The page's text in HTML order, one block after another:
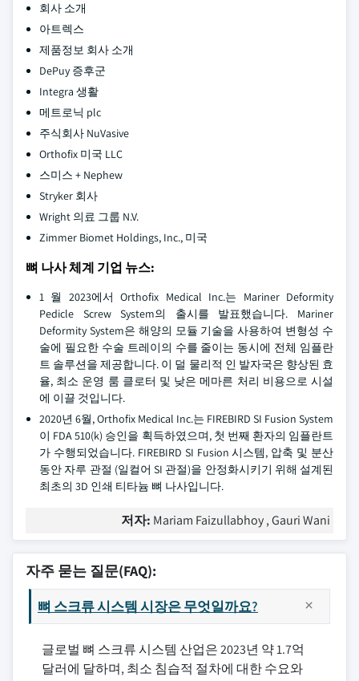
회사 소개
아트렉스
제품정보 회사 소개
DePuy 증후군
Integra 생활
메트로닉 plc
주식회사 NuVasive
Orthofix 미국 LLC
스미스 + Nephew
Stryker 회사
Wright 의료 그룹 N.V.
Zimmer Biomet Holdings, Inc., 미국
뼈 나사 체계 기업 뉴스:
1 월 2023에서 Orthofix Medical Inc.는 Mariner Deformity
Pedicle Screw System의 출시를 발표했습니다. Mariner
Deformity System은 해양의 모듈 기술을 사용하여 변형성 수
술에 필요한 수술 트레이의 수를 줄이는 동시에 전체 임플란
트 솔루션을 제공합니다. 이 덜 물리적 인 발자국은 향상된 효
율, 최소 운영 룸 클로터 및 낮은 메마른 처리 비용으로 시설
에 이끌 것입니다.
2020년 6월, Orthofix Medical Inc.는 FIREBIRD SI Fusion System
이 FDA 510(k) 승인을 획득하였으며, 첫 번째 환자의 임플란트
가 수행되었습니다. FIREBIRD SI Fusion 시스템, 압축 및 분산
동안 자루 관절 (일컬어 SI 관절)을 안정화시키기 위해 설계된
최초의 3D 인쇄 티타늄 뼈 나사입니다.
저자: Mariam Faizullabhoy , Gauri Wani
자주 묻는 질문(FAQ):
뼈 스크류 시스템 시장은 무엇일까요?
글로벌 뼈 스크류 시스템 산업은 2023년 약 1.7억
달러에 달하며, 최소 침습적 절차에 대한 수요와